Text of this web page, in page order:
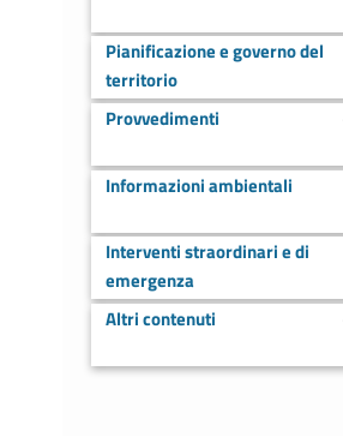
Pianificazione e governo del
territorio
Provvedimenti
Informazioni ambientali
Interventi straordinari e di
emergenza
Altri contenuti